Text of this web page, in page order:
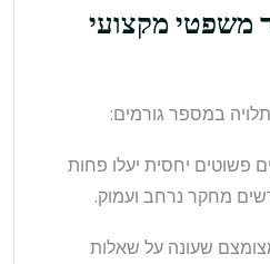
משפטי מקצועי
במספר גורמים:
פשוטים יחסית יעלו פחות
מחקר נרחב ועמוק.
שעונה על שאלות